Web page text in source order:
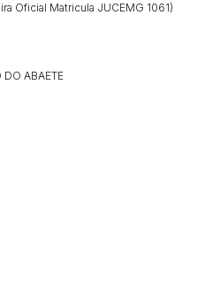
Oficial Matricula JUCEMG 1061)
DO ABAETE
lances ou